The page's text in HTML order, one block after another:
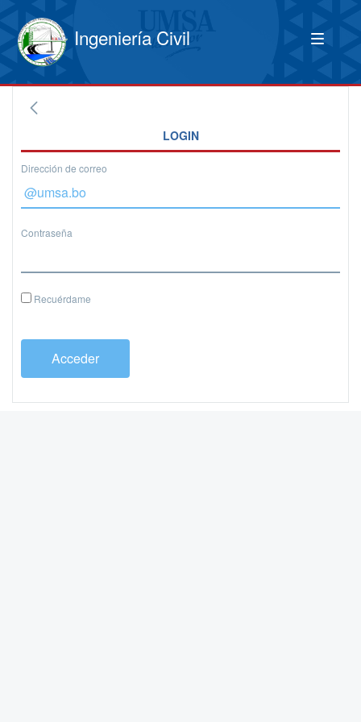
Ingeniería Civil
LOGIN
Dirección de correo
Contraseña
Recuérdame
Acceder